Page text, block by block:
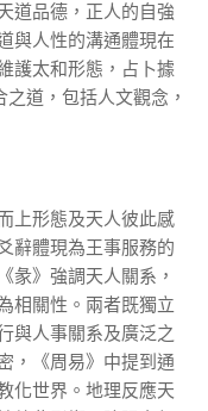
道品德，正人的自強
與人性的溝通體現在
護太和形態，占卜據
之道，包括人文觀念，
上形態及天人彼此感
辭體現為王事服務的
彖》強調天人關系，
相關性。兩者既獨立
與人事關系及廣泛之
，《周易》中提到通
化世界。地理反應天